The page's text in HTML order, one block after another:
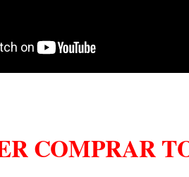
COMPRAR